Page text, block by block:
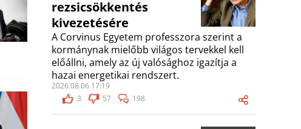
rezsicsökkentés
kivezetésére
A Corvinus Egyetem professzora szerint a
kormánynak mielőbb világos tervekkel kell
előállni, amely az új valósághoz igazítja a
hazai energetikai rendszert.
2026.08.06 17:19
3
57 198